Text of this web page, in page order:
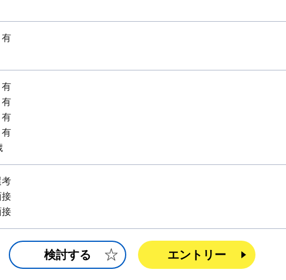
有
有
有
有
有
考
接
接
検討する エントリー